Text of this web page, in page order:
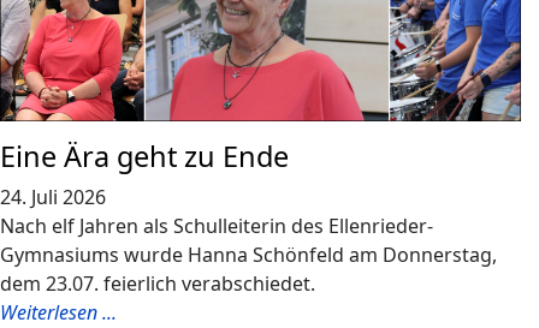
Eine Ära geht zu Ende
24. Juli 2026
Nach elf Jahren als Schulleiterin des Ellenrieder-
Gymnasiums wurde Hanna Schönfeld am Donnerstag,
dem 23.07. feierlich verabschiedet.
Weiterlesen ...